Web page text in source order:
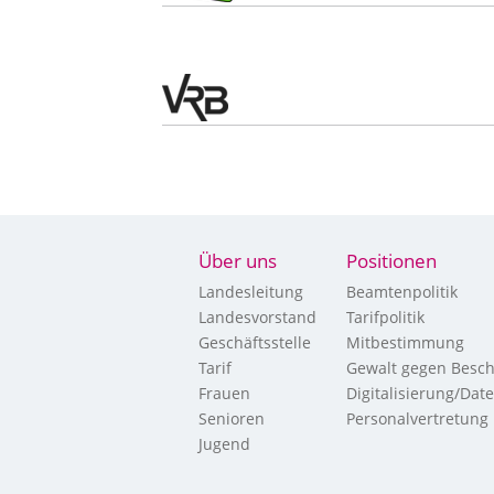
Über uns
Landesleitung
Landesvorstand
Geschäftsstelle
Tarif
Frauen
Senioren
Jugend
Positionen
Beamtenpolitik
Tarifpolitik
Mitbestimmung
Gewalt gegen
Digitalisierung/
Personalvertretung